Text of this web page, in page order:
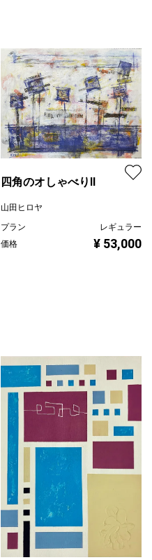
四角のオしゃべりⅡ
山田ヒロヤ
プラン
レギュラー
価格
¥ 53,000